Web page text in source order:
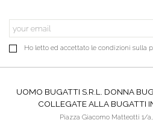
Ho letto ed accettato le condizioni sulla
UOMO BUGATTI S.R.L. DONNA
COLLEGATE ALLA BUGATTI
Piazza Giacomo Matteotti 1/